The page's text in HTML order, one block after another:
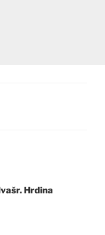
Hrdina